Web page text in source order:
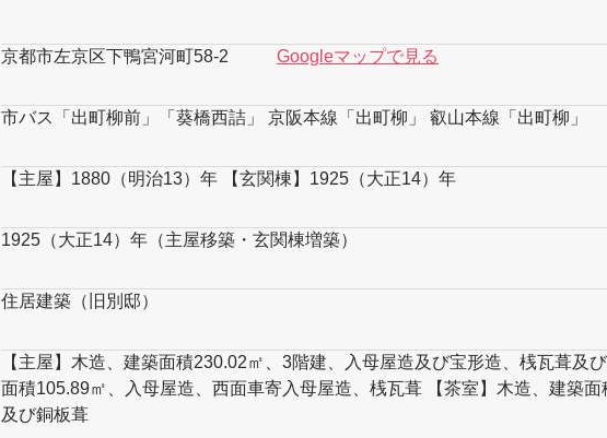
京都市左京区下鴨宮河町58-2 Googleマップで見る
市バス「出町柳前」「葵橋西詰」 京阪本線「出町柳」 叡山本線「出町柳」
【主屋】1880（明治13）年 【玄関棟】1925（大正14）年
1925（大正14）年（主屋移築・玄関棟増築）
住居建築（旧別邸）
【主屋】木造、建築面積230.02㎡、3階建、入母屋造及び宝形造、桟瓦葺及
面積105.89㎡、入母屋造、西面車寄入母屋造、桟瓦葺 【茶室】木造、建築
及び銅板葺